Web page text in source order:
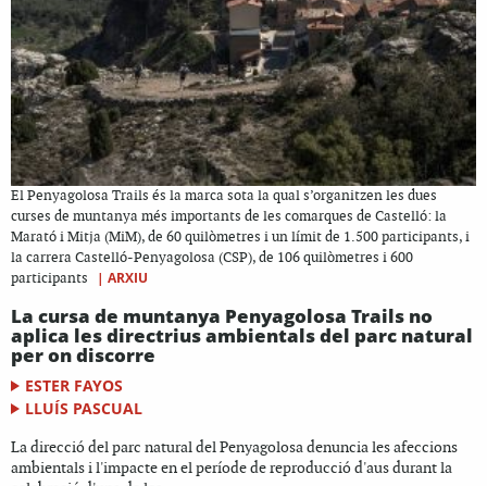
El Penyagolosa Trails és la marca sota la qual s’organitzen les dues
curses de muntanya més importants de les comarques de Castelló: la
Marató i Mitja (MiM), de 60 quilòmetres i un límit de 1.500 participants, i
la carrera Castelló-Penyagolosa (CSP), de 106 quilòmetres i 600
participants
| ARXIU
La cursa de muntanya Penyagolosa Trails no
aplica les directrius ambientals del parc natural
per on discorre
ESTER FAYOS
LLUÍS PASCUAL
La direcció del parc natural del Penyagolosa denuncia les afeccions
ambientals i l'impacte en el període de reproducció d'aus durant la